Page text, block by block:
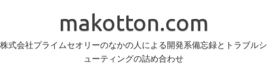
へ
makotton.com
株式会社プライムセオリーのなかの人による開発系備忘録とトラブルシ
ューティングの詰め合わせ